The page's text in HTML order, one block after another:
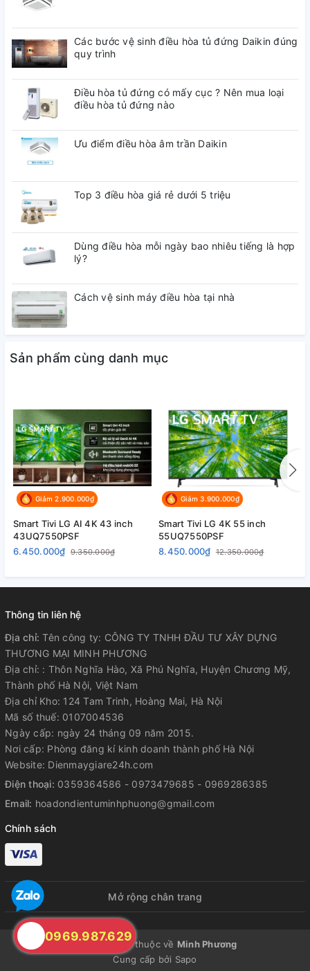
Kích thước màn hình
(inch)
Kích thước lắp đặt
chân đế (Rộng x Cao x
Sâu) mm
cm - Dày 2.97 cm
Kích thước có chân đế
Ngang 145.6 cm - Cao
Khoảng cách xem phù
hợp (m)
Bộ xử lý Bộ xử lý α7 Gen6 4K AI
Loại màn hình LED viền (Edge LED)
Độ phân giải 4K (Ultra HD)
Tần số quét 120 Hz
Công nghệ hình ảnh
FilmMaker Mode
Mapping
HDR10
Điều chỉnh độ sáng tự
động AI Brightness
Nâng cấp hình ảnh AI
Nâng cấp hình ảnh AI
Picture Pro 4K
Các bước vệ sinh điều hòa tủ đứng Daikin đúng
quy trình
Điều hòa tủ đứng có mấy cục ? Nên mua loại
điều hòa tủ đứng nào
Ưu điểm điều hòa âm trần Daikin
Top 3 điều hòa giá rẻ dưới 5 triệu
Dùng điều hòa mỗi ngày bao nhiêu tiếng là hợp
lý?
Cách vệ sinh máy điều hòa tại nhà
Sản phẩm cùng danh mục
Giảm 2.900.000₫
Smart Tivi LG AI 4K 43 inch
43UQ7550PSF
6.450.000₫ 9.350.000₫
Giảm 3.900.000₫
Smart Tivi LG 4K 55 inch
55UQ7550PSF
8.450.000₫ 12.350.000₫
Thông tin liên hệ
Địa chỉ:Tên công ty: CÔNG TY TNHH ĐẦU TƯ XÂY DỰNG
THƯƠNG MẠI MINH PHƯƠNG
Địa chỉ: : Thôn Nghĩa Hào, Xã Phú Nghĩa, Huyện Chương Mỹ,
Thành phố Hà Nội, Việt Nam
Địa chỉ Kho: 124 Tam Trinh, Hoàng Mai, Hà Nội
Mã số thuế: 0107004536
Ngày cấp: ngày 24 tháng 09 năm 2015.
Nơi cấp: Phòng đăng kí kinh doanh thành phố Hà Nội
Website: Dienmaygiare24h.com
Điện thoại: 0359364586 - 0973479685 - 0969286385
Email: hoadondientuminhphuong@gmail.com
Chính sách
Mở rộng chân trang
© Bản quyền thuộc về Minh Phương
Cung cấp bởi Sapo
0969.987.629